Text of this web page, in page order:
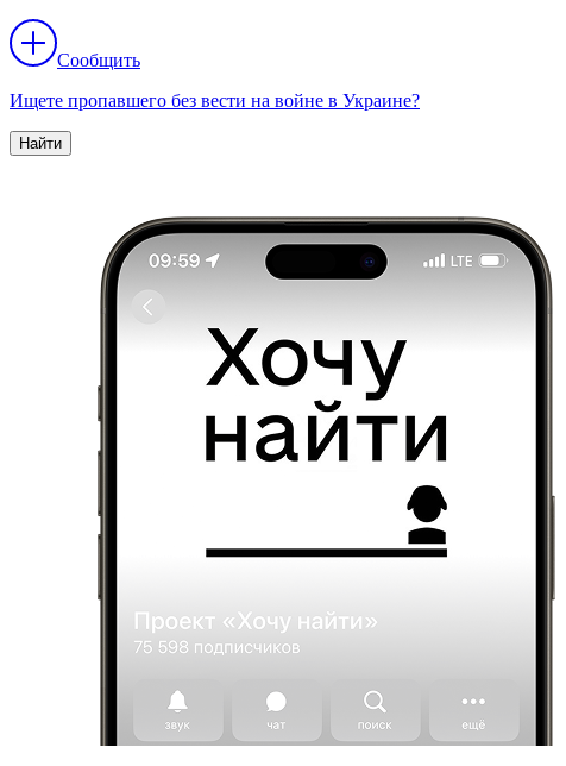
Сообщить
Ищете пропавшего без вести на войне в Украине?
Найти